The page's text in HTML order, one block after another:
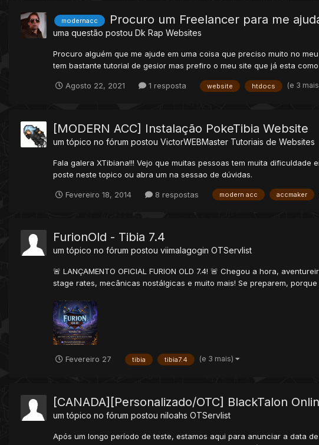
modernacc Procuro um Freelancer para me
uma questão postou Dk Rap Websites
Procuro alguém que me ajude em uma coisa que preciso muito no
tem bastante tutorial de gesior mas prefiro o meu site que já esta
Agosto 22, 2021 1 resposta website htdocs (e 3
[MODERN ACC] Instalação PokeTibia Website
um tópico no fórum postou VictorWEBMaster Tutoriais de Websites
Fala galera XTibiana!!! Vejo que muitas pessoas tem muita
poste neste topico ou abra um na sessao de dúvidas.
Fevereiro 18, 2014 8 respostas modern acc accmaker
FurionOld - Tibia 7.4
um tópico no fórum postou viimalagogin OTServlist
🚨 LANÇAMENTO OFICIAL FURION OLD 7.4! 🚨 Chegou a hora,
stage rates, mecânicas nostálgicas e muito mais! Se preparem, porque
Fevereiro 27 tibia tibia7.4 (e 3 mais)
[CANADA][Personalizado/OTC] BlackTalon
um tópico no fórum postou niloahs OTServlist
Após um longo período de teste, estamos aqui para anunciar a data